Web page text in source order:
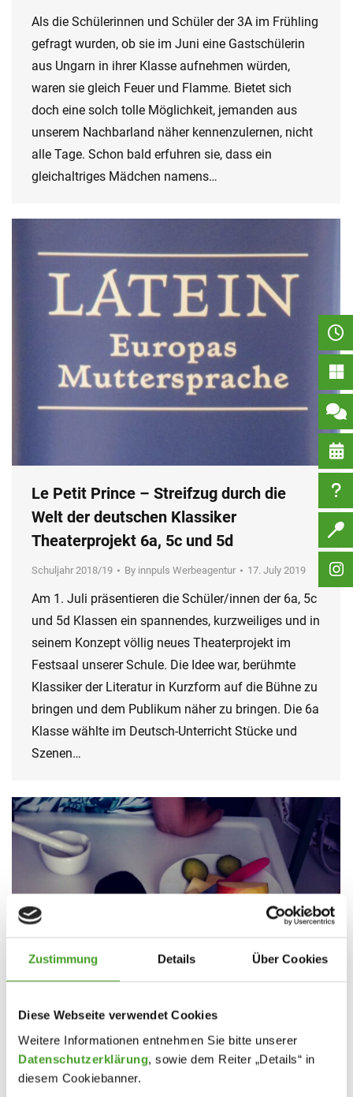
Zustimmung Details Über Cookies
Diese Webseite verwendet Cookies
Weitere Informationen entnehmen Sie bitte unserer
Datenschutzerklärung, sowie dem Reiter „Details“ in
diesem Cookiebanner.
Als die Schülerinnen und Schüler der 3A im Frühling
gefragt wurden, ob sie im Juni eine Gastschülerin
aus Ungarn in ihrer Klasse aufnehmen würden,
waren sie gleich Feuer und Flamme. Bietet sich
doch eine solch tolle Möglichkeit, jemanden aus
unserem Nachbarland näher kennenzulernen, nicht
alle Tage. Schon bald erfuhren sie, dass ein
gleichaltriges Mädchen namens…
Le Petit Prince – Streifzug durch die
Welt der deutschen Klassiker
Theaterprojekt 6a, 5c und 5d
Schuljahr 2018/19 By innpuls Werbeagentur 17. July 2019
Am 1. Juli präsentieren die Schüler/innen der 6a, 5c
und 5d Klassen ein spannendes, kurzweiliges und in
seinem Konzept völlig neues Theaterprojekt im
Festsaal unserer Schule. Die Idee war, berühmte
Klassiker der Literatur in Kurzform auf die Bühne zu
bringen und dem Publikum näher zu bringen. Die 6a
Klasse wählte im Deutsch-Unterricht Stücke und
Szenen…